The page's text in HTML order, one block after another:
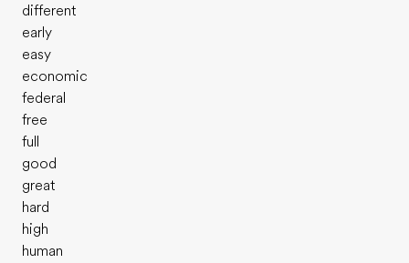
different
early
easy
economic
federal
free
full
good
great
hard
high
human